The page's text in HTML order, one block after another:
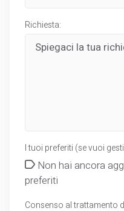
Richiesta:
I tuoi preferiti (se vuoi
Non hai ancora
preferiti
Consenso al trattamento